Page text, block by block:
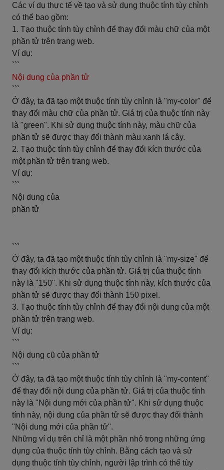
Các ví dụ thực tế về tạo và sử dụng thuộc tính tùy chỉnh
có thể bao gồm:
1. Tạo thuộc tính tùy chỉnh để thay đổi màu chữ của một
phần tử trên trang web.
Ví dụ:
```
Nội dung của phần tử
```
Ở đây, ta đã tạo một thuộc tính tùy chỉnh là "my-color" để
thay đổi màu chữ của phần tử. Giá trị của thuộc tính này
là "green". Khi sử dụng thuộc tính này, màu chữ của
phần tử sẽ được thay đổi thành màu xanh lá cây.
2. Tạo thuộc tính tùy chỉnh để thay đổi kích thước của
một phần tử trên trang web.
Ví dụ:
```
Nội dung của
phần tử
```
Ở đây, ta đã tạo một thuộc tính tùy chỉnh là "my-size" để
thay đổi kích thước của phần tử. Giá trị của thuộc tính
này là "150". Khi sử dụng thuộc tính này, kích thước của
phần tử sẽ được thay đổi thành 150 pixel.
3. Tạo thuộc tính tùy chỉnh để thay đổi nội dung của một
phần tử trên trang web.
Ví dụ:
```
Nội dung cũ của phần tử
```
Ở đây, ta đã tạo một thuộc tính tùy chỉnh là "my-content"
để thay đổi nội dung của phần tử. Giá trị của thuộc tính
này là "Nội dung mới của phần tử". Khi sử dụng thuộc
tính này, nội dung của phần tử sẽ được thay đổi thành
"Nội dung mới của phần tử".
Những ví dụ trên chỉ là một phần nhỏ trong những ứng
dụng của thuộc tính tùy chỉnh. Bằng cách tạo và sử
dụng thuộc tính tùy chỉnh, người lập trình có thể tùy